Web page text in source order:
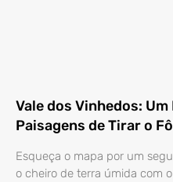
Vale dos Vinhedos:
Paisagens de Tirar o
Esqueça o mapa por um
o cheiro de terra úmida com